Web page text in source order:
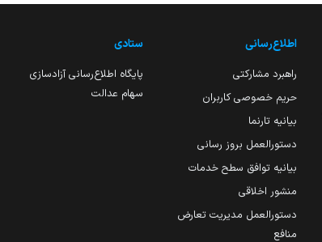
اطلاع‌رسانی
راهبرد مشارکتی
حریم خصوصی کاربران
بیانیه تارنما
دستورالعمل بروز رسانی
بیانیه توافق سطح خدمات
منشور اخلاقی
دستورالعمل مدیریت تعارض
منافع
ستادی
پایگاه اطلاع‌رسانی آزادسازی
سهام عدالت